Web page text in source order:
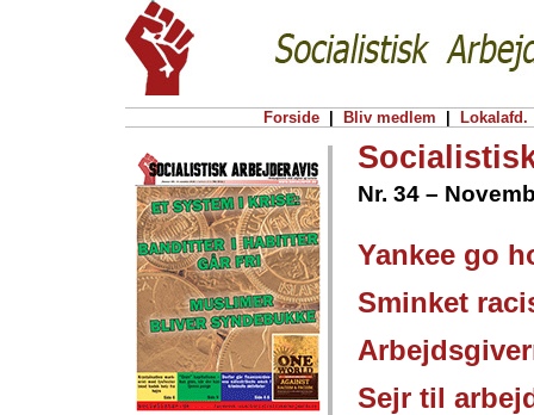
Forside Bliv medlem Lokalafd.
Nr. 34 –
Yankee go
Sminket
Sejr til